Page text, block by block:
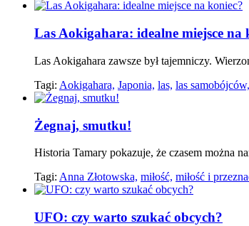
Las Aokigahara: idealne miejsce na
Las Aokigahara zawsze był tajemniczy.
Tagi: Aokigahara, Japonia, las, las samobójców,
Żegnaj, smutku!
Historia Tamary pokazuje, że czasem można
Tagi: Anna Złotowska, miłość, miłość i
UFO: czy warto szukać obcych?